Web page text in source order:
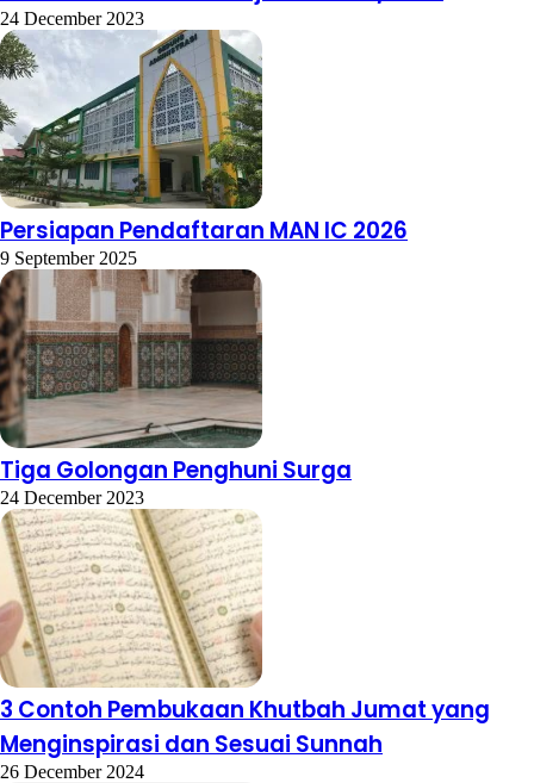
24 December 2023
Persiapan Pendaftaran MAN IC 2026
9 September 2025
Tiga Golongan Penghuni Surga
24 December 2023
3 Contoh Pembukaan Khutbah Jumat yang
Menginspirasi dan Sesuai Sunnah
26 December 2024